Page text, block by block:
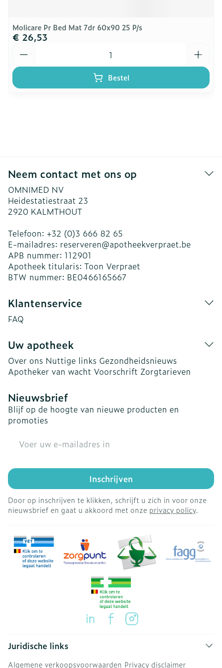
Molicare Pr Bed Mat 7dr 60x90 25 P/s
€ 26,53
Bestel
Neem contact met ons op
OMNIMED NV
Heidestatiestraat 23
2920 KALMTHOUT
Telefoon: +32 (0)3 666 82 65
E-mailadres: reserveren@apotheekverpraet.be
APB nummer: 112901
Apotheek titularis: Toon Verpraet
BTW nummer: BE0466165667
Klantenservice
FAQ
Uw apotheek
Over ons Nuttige links Gezondheidsnieuws
Apotheker van wacht Voorschrift Zorgtarieven
Nieuwsbrief
Blijf op de hoogte van nieuwe producten en
promoties
Inschrijven
Door op inschrijven te klikken, schrijft u zich in voor onze
nieuwsbrief en gaat u akkoord met onze privacy policy.
Juridische links
Algemene verkoopsvoorwaarden Privacy disclaimer